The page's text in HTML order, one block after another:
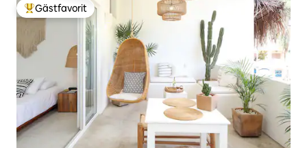
Populär gästfavorit
Gästfavorit